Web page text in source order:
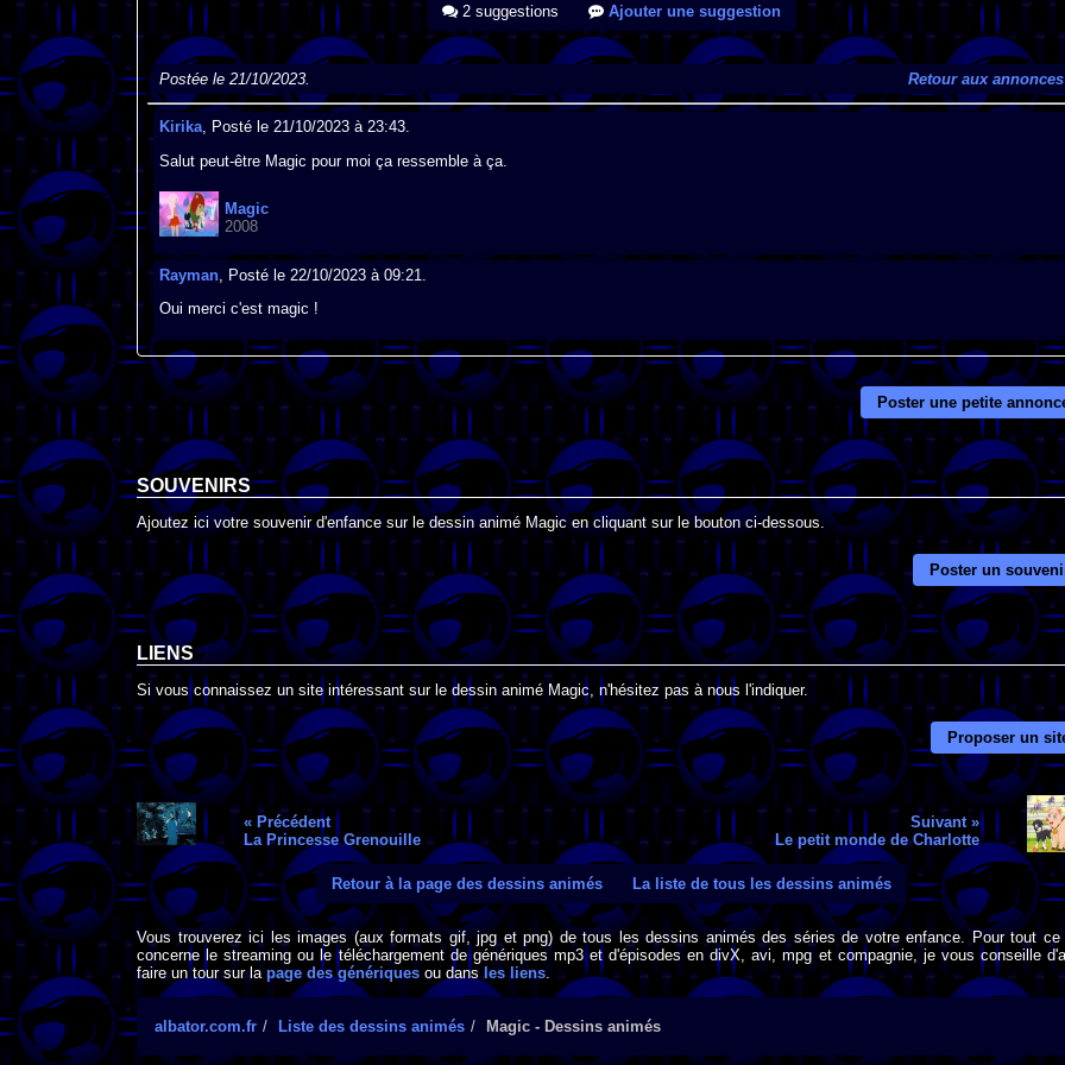
2 suggestions Ajouter une suggestion
Postée le 21/10/2023. Retour aux annonces
Kirika, Posté le 21/10/2023 à 23:43.
Salut peut-être Magic pour moi ça ressemble à ça.
Magic
2008
Rayman, Posté le 22/10/2023 à 09:21.
Oui merci c'est magic !
Poster une petite
SOUVENIRS
Ajoutez ici votre souvenir d'enfance sur le dessin animé Magic en cliquant sur le bouton ci-dessous.
Poster un
LIENS
Si vous connaissez un site intéressant sur le dessin animé Magic, n'hésitez pas à nous l'indiquer.
Proposer un
« Précédent
La Princesse Grenouille
Suivant »
Le petit monde de Charlotte
Retour à la page des dessins animés La liste de tous les dessins animés
Vous trouverez ici les images (aux formats gif, jpg et png) de tous les dessins animés des séries de votre enfance. Pour tout ce
concerne le streaming ou le téléchargement de génériques mp3 et d'épisodes en divX, avi, mpg et compagnie, je vous conseille
faire un tour sur lapage des génériques ou dans les liens.
albator.com.fr Liste des dessins animés Magic - Dessins animés